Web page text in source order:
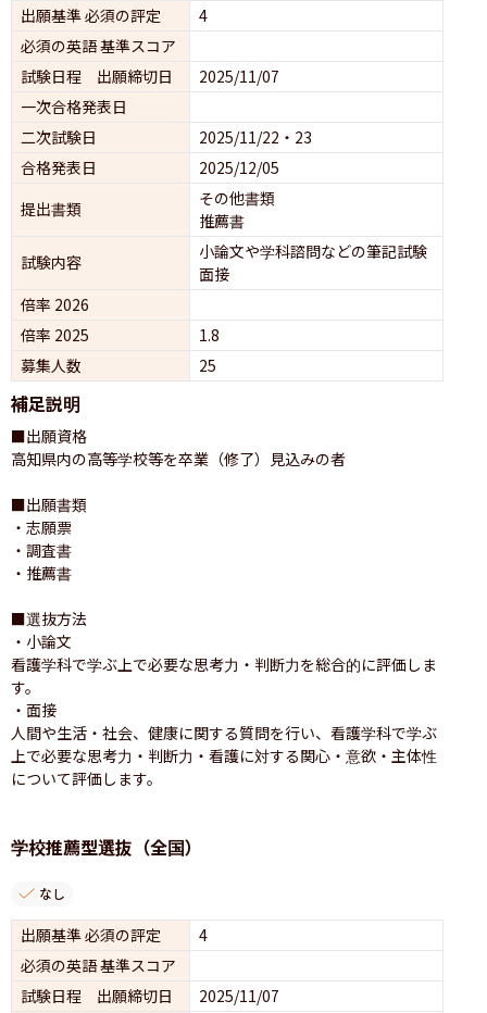
出願基準 必須の評定
4
必須の英語 基準スコア
試験日程 出願締切日
2025/11/07
一次合格発表日
二次試験日
2025/11/22・23
合格発表日
2025/12/05
提出書類
その他書類
推薦書
試験内容
小論文や学科諮問などの筆記試験
面接
倍率 2026
倍率 2025
1.8
募集人数
25
補足説明
■出願資格
高知県内の高等学校等を卒業（修了）見込みの者
■出願書類
・志願票
・調査書
・推薦書
■選抜方法
・小論文
看護学科で学ぶ上で必要な思考力・判断力を総合的に評価しま
す。
・面接
人間や生活・社会、健康に関する質問を行い、看護学科で学ぶ
上で必要な思考力・判断力・看護に対する関心・意欲・主体性
について評価します。
学校推薦型選抜（全国）
なし
出願基準 必須の評定
4
必須の英語 基準スコア
試験日程 出願締切日
2025/11/07